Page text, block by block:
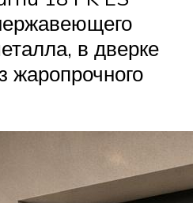
в дверке
жаропрочного